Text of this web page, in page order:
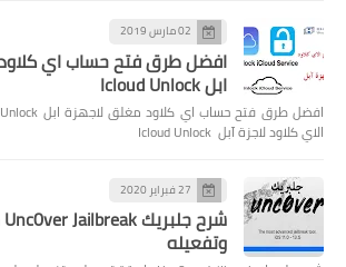
02 مارس 2019
افضل طرق فتح حساب اي
ابل Icloud Unlock
الاي كلاود لاجزة آبل Icloud Unlock
27 فبراير 2020
وتفعيله